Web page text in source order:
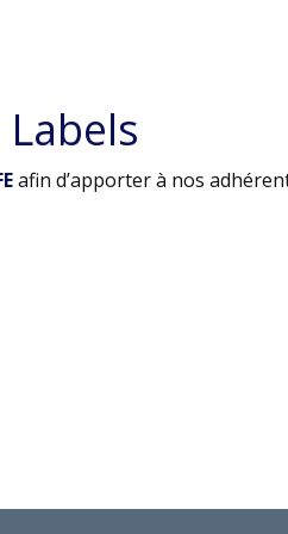
afin d’apporter à nos